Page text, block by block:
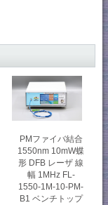
PMファイバ結合
1550nm 10mW蝶
形 DFB レーザ 線
幅 1MHz FL-
1550-1M-10-PM-
B1 ベンチトップ